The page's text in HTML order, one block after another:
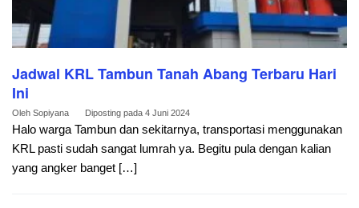
Jadwal KRL Tambun Tanah Abang Terbaru Hari
Ini
Oleh Sopiyana Diposting pada 4 Juni 2024
Halo warga Tambun dan sekitarnya, transportasi menggunakan
KRL pasti sudah sangat lumrah ya. Begitu pula dengan kalian
yang angker banget […]